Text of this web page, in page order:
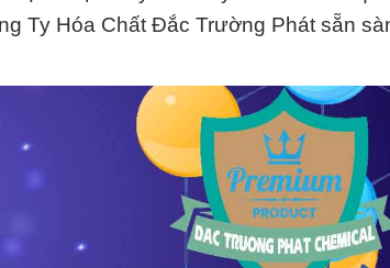
Ty Hóa Chất Đắc Trường Phát sẵn